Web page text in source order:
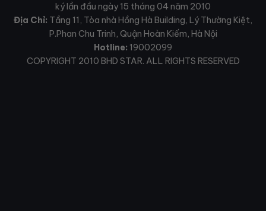
ký lần đầu ngày 15 tháng 04 năm 2010
Địa Chỉ: Tầng 11, Tòa nhà Hồng Hà Building, Lý Thường Kiệt,
P.Phan Chu Trinh, Quận Hoàn Kiếm, Hà Nội
Hotline: 19002099
COPYRIGHT 2010 BHD STAR. ALL RIGHTS RESERVED